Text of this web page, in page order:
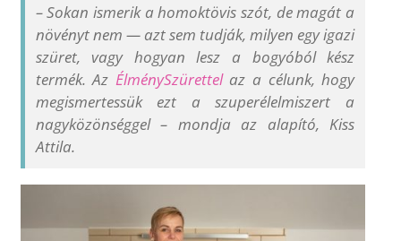
–Sokan ismerik a homoktövis szót, de magát a
növényt nem — azt sem tudják, milyen egy igazi
szüret, vagy hogyan lesz a bogyóból kész
termék. Az ÉlménySzürettelaz a célunk, hogy
megismertessük ezt a szuperélelmiszert a
nagyközönséggel– mondja az alapító, Kiss
Attila.